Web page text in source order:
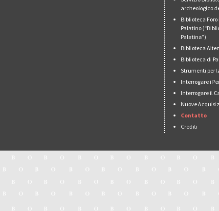
archeologico
Biblioteca
Palatino
Palatina”)
Biblioteca
Biblioteca di
Strumenti per
Interrogare i
Interrogare il
Nuove
Contatto
Crediti